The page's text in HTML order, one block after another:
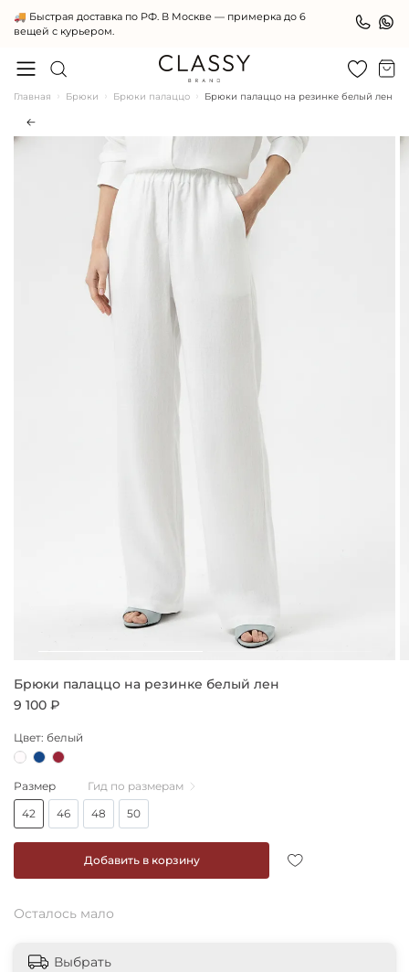
🚚 Быстрая доставка по РФ. В Москве — примерка до 6
вещей с курьером.
Главная Брюки Брюки палаццо Брюки палаццо на резинке белый лен
Брюки палаццо на резинке белый лен
9 100 ₽
Добавить в корзину
Цвет: белый
Размер
Гид по размерам
42
46 48 50
Осталось мало
Выбрать